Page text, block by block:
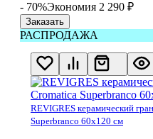
- 70%Экономия 2 290 ₽
Заказать
РАСПРОДАЖА
REVIGRES керамический
Superbranco 60х120 см